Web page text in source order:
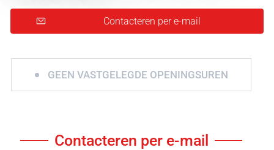
Contacteren per e-mail
GEEN VASTGELEGDE OPENINGSUREN
Contacteren per e-mail